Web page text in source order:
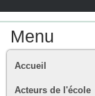
Menu
Accueil
Acteurs de l'école